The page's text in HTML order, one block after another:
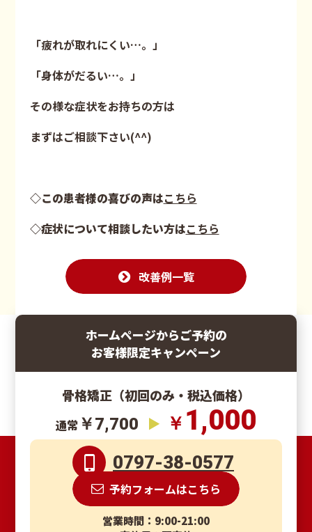
「疲れが取れにくい…。」
「身体がだるい…。」
その様な症状をお持ちの方は
まずはご相談下さい(^^)
◇この患者様の喜びの声はこちら
◇症状について相談したい方はこちら
改善例一覧
ホームページからご予約の
お客様限定キャンペーン
骨格矯正（初回のみ・税込価格）
通常 ￥7,700 ￥ 1,000
0797-38-0577
予約フォームはこちら
営業時間：9:00-21:00